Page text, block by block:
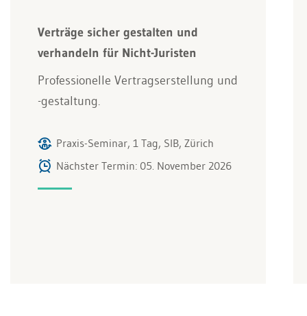
Verträge sicher gestalten und
verhandeln für Nicht-Juristen
Professionelle Vertragserstellung und
-gestaltung.
Praxis-Seminar, 1 Tag, SIB, Zürich
Nächster Termin: 05. November 2026